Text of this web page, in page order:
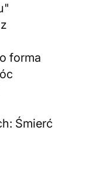
forma
Śmierć